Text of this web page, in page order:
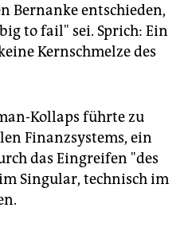
Bernanke entschieden,
to fail" sei. Sprich: Ein
Kernschmelze des
Kollaps führte zu
Finanzsystems, ein
das Eingreifen "des
Singular, technisch im